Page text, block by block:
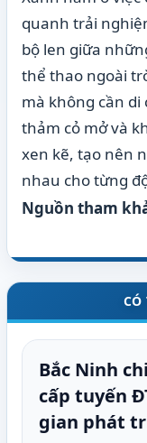
quanh trải
bộ len giữa
thể thao ngoài
mà không cần
thảm cỏ mở và
xen kẽ, tạo nên
nhau cho từng
Nguồn tham
CÓ
Bắc Ninh
cấp tuyến
gian phát